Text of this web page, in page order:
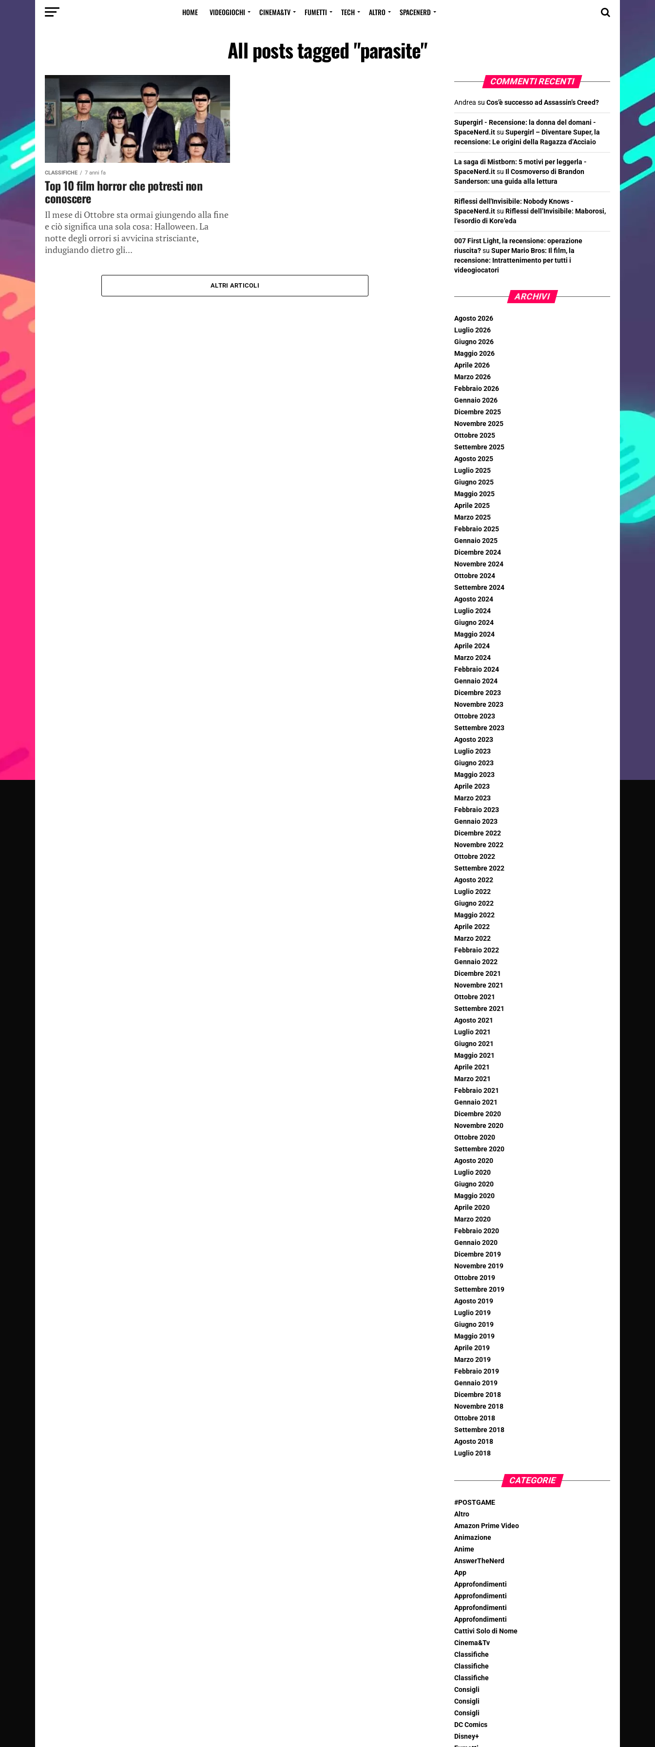
HOME VIDEOGIOCHI CINEMA&TV FUMETTI TECH ALTRO SPACENERD
All posts tagged "parasite"
CLASSIFICHE 7 anni fa
Top 10 film horror che potresti non
conoscere
Il mese di Ottobre sta ormai giungendo alla fine
e ciò significa una sola cosa: Halloween. La
notte degli orrori si avvicina strisciante,
indugiando dietro gli...
ALTRI ARTICOLI
COMMENTI RECENTI
Andrea su Cos’è successo ad Assassin’s Creed?
Supergirl - Recensione: la donna del domani -
SpaceNerd.itsu Supergirl – Diventare Super, la
recensione: Le origini della Ragazza d’Acciaio
La saga di Mistborn: 5 motivi per leggerla -
SpaceNerd.itsu Il Cosmoverso di Brandon
Sanderson: una guida alla lettura
Riflessi dell'Invisibile: Nobody Knows -
SpaceNerd.itsu Riflessi dell’Invisibile: Maborosi,
l’esordio di Kore’eda
007 First Light, la recensione: operazione
riuscita?su Super Mario Bros: Il film, la
recensione: Intrattenimento per tutti i
videogiocatori
ARCHIVI
Agosto 2026
Luglio 2026
Giugno 2026
Maggio 2026
Aprile 2026
Marzo 2026
Febbraio 2026
Gennaio 2026
Dicembre 2025
Novembre 2025
Ottobre 2025
Settembre 2025
Agosto 2025
Luglio 2025
Giugno 2025
Maggio 2025
Aprile 2025
Marzo 2025
Febbraio 2025
Gennaio 2025
Dicembre 2024
Novembre 2024
Ottobre 2024
Settembre 2024
Agosto 2024
Luglio 2024
Giugno 2024
Maggio 2024
Aprile 2024
Marzo 2024
Febbraio 2024
Gennaio 2024
Dicembre 2023
Novembre 2023
Ottobre 2023
Settembre 2023
Agosto 2023
Luglio 2023
Giugno 2023
Maggio 2023
Aprile 2023
Marzo 2023
Febbraio 2023
Gennaio 2023
Dicembre 2022
Novembre 2022
Ottobre 2022
Settembre 2022
Agosto 2022
Luglio 2022
Giugno 2022
Maggio 2022
Aprile 2022
Marzo 2022
Febbraio 2022
Gennaio 2022
Dicembre 2021
Novembre 2021
Ottobre 2021
Settembre 2021
Agosto 2021
Luglio 2021
Giugno 2021
Maggio 2021
Aprile 2021
Marzo 2021
Febbraio 2021
Gennaio 2021
Dicembre 2020
Novembre 2020
Ottobre 2020
Settembre 2020
Agosto 2020
Luglio 2020
Giugno 2020
Maggio 2020
Aprile 2020
Marzo 2020
Febbraio 2020
Gennaio 2020
Dicembre 2019
Novembre 2019
Ottobre 2019
Settembre 2019
Agosto 2019
Luglio 2019
Giugno 2019
Maggio 2019
Aprile 2019
Marzo 2019
Febbraio 2019
Gennaio 2019
Dicembre 2018
Novembre 2018
Ottobre 2018
Settembre 2018
Agosto 2018
Luglio 2018
CATEGORIE
#POSTGAME
Altro
Amazon Prime Video
Animazione
Anime
AnswerTheNerd
App
Approfondimenti
Approfondimenti
Approfondimenti
Approfondimenti
Cattivi Solo di Nome
Cinema&Tv
Classifiche
Classifiche
Classifiche
Consigli
Consigli
Consigli
DC Comics
Disney+